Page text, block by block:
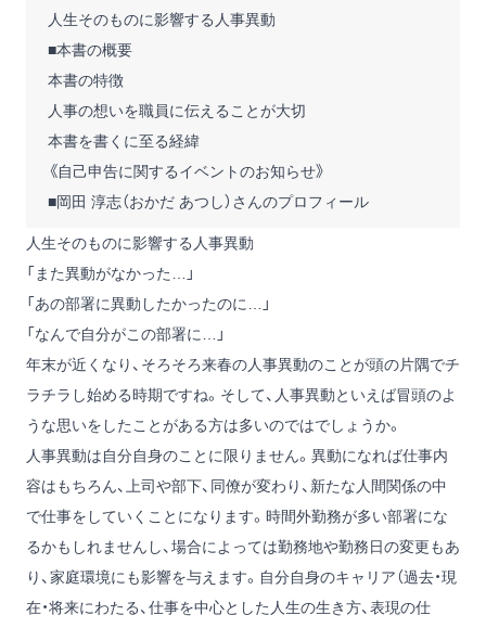
人生そのものに影響する人事異動
■本書の概要
本書の特徴
人事の想いを職員に伝えることが大切
本書を書くに至る経緯
《自己申告に関するイベントのお知らせ》
■岡田 淳志（おかだ あつし）さんのプロフィール
人生そのものに影響する人事異動
「また異動がなかった…」
「あの部署に異動したかったのに…」
「なんで自分がこの部署に…」
年末が近くなり、そろそろ来春の人事異動のことが頭の片隅でチ
ラチラし始める時期ですね。そして、人事異動といえば冒頭のよ
うな思いをしたことがある方は多いのではでしょうか。
人事異動は自分自身のことに限りません。異動になれば仕事内
容はもちろん、上司や部下、同僚が変わり、新たな人間関係の中
で仕事をしていくことになります。時間外勤務が多い部署にな
るかもしれませんし、場合によっては勤務地や勤務日の変更もあ
り、家庭環境にも影響を与えます。自分自身のキャリア（過去・現
在・将来にわたる、仕事を中心とした人生の生き方、表現の仕